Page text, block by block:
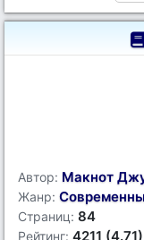
Автор: Макнот
Жанр:
Страниц: 84
Рейтинг: 4211 (4.71)